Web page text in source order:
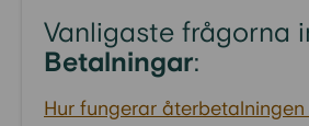
Vanligaste frågorna
Betalningar:
Hur fungerar